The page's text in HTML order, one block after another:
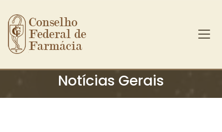
Ir para o conteúdo principal
Conselho
Federal de
Farmácia
Notícias Gerais